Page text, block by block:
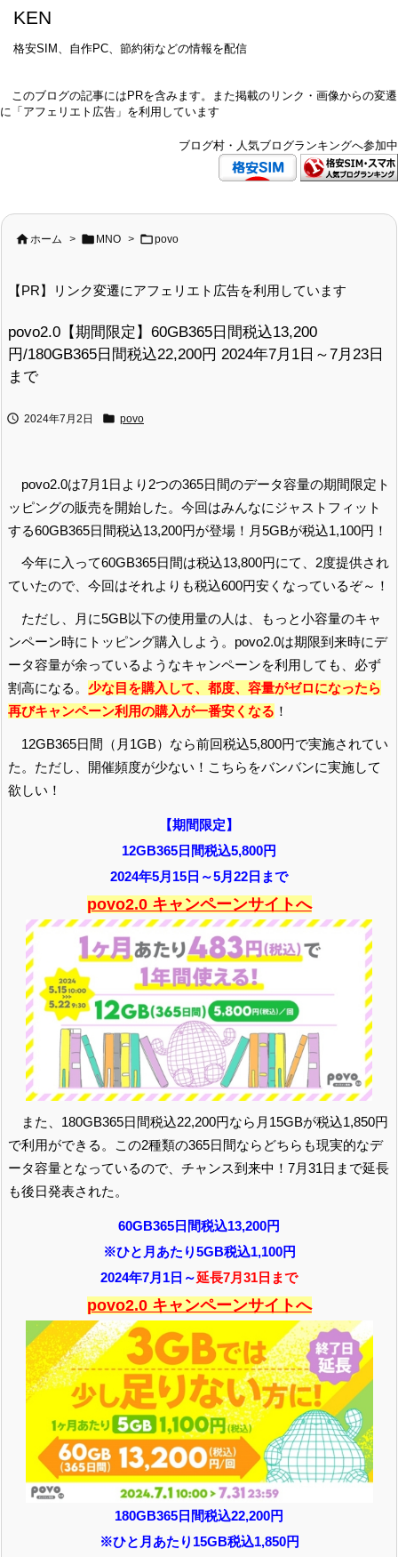
KEN
格安SIM、自作PC、節約術などの情報を配信
このブログの記事にはPRを含みます。また掲載のリンク・画像からの変遷
に「アフェリエト広告」を利用しています
ブログ村・人気ブログランキングへ参加中
 ホーム >  MNO > povo
【PR】リンク変遷にアフェリエト広告を利用しています
povo2.0【期間限定】60GB365日間税込13,200
円/180GB365日間税込22,200円 2024年7月1日～7月23日
まで
 2024年7月2日  povo
povo2.0は7月1日より2つの365日間のデータ容量の期間限定ト
ッピングの販売を開始した。今回はみんなにジャストフィット
する60GB365日間税込13,200円が登場！月5GBが税込1,100円！
今年に入って60GB365日間は税込13,800円にて、2度提供され
ていたので、今回はそれよりも税込600円安くなっているぞ～！
ただし、月に5GB以下の使用量の人は、もっと小容量のキャ
ンペーン時にトッピング購入しよう。povo2.0は期限到来時にデ
ータ容量が余っているようなキャンペーンを利用しても、必ず
割高になる。 少な目を購入して、都度、容量がゼロになったら
再びキャンペーン利用の購入が一番安くなる ！
12GB365日間（月1GB）なら前回税込5,800円で実施されてい
た。ただし、開催頻度が少ない！こちらをバンバンに実施して
欲しい！
【期間限定】
12GB365日間税込5,800円
2024年5月15日～5月22日まで
povo2.0 キャンペーンサイトへ
また、180GB365日間税込22,200円なら月15GBが税込1,850円
で利用ができる。この2種類の365日間ならどちらも現実的なデ
ータ容量となっているので、チャンス到来中！7月31日まで延長
も後日発表された。
60GB365日間税込13,200円
※ひと月あたり5GB税込1,100円
2024年7月1日～延長7月31日まで
povo2.0 キャンペーンサイトへ
180GB365日間税込22,200円
※ひと月あたり15GB税込1,850円